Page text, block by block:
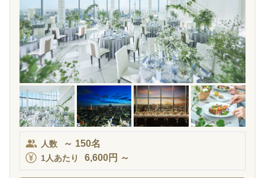
人数 ～ 150名
1人あたり 6,600円 ～